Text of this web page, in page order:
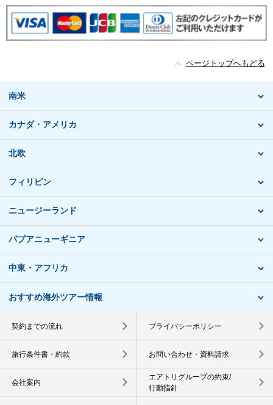
ページトップへもどる
南米
カナダ・アメリカ
北欧
フィリピン
ニュージーランド
パプアニューギニア
中東・アフリカ
おすすめ海外ツアー情報
契約までの流れ プライバシーポリシー
旅行条件書・約款 お問い合わせ・資料請求
会社案内
エアトリグループの約束/
行動指針